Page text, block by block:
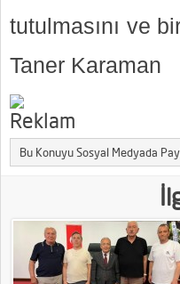
tutulmasını ve
Taner Karaman
Bu Konuyu Sosyal Medyada